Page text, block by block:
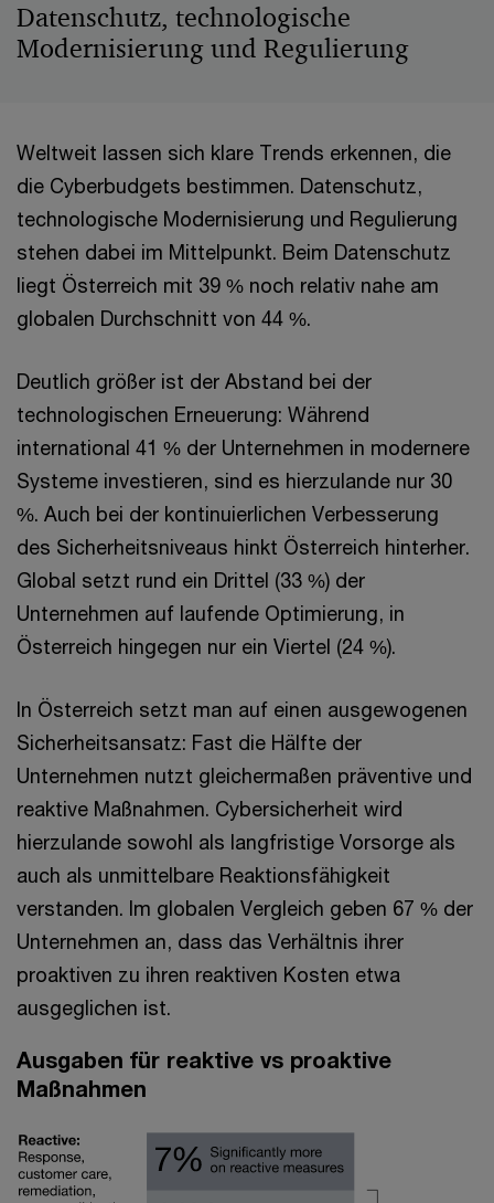
Datenschutz, technologische
Modernisierung und Regulierung
Weltweit lassen sich klare Trends erkennen, die
die Cyberbudgets bestimmen. Datenschutz,
technologische Modernisierung und Regulierung
stehen dabei im Mittelpunkt. Beim Datenschutz
liegt Österreich mit 39 % noch relativ nahe am
globalen Durchschnitt von 44 %.
Deutlich größer ist der Abstand bei der
technologischen Erneuerung: Während
international 41 % der Unternehmen in modernere
Systeme investieren, sind es hierzulande nur 30
%. Auch bei der kontinuierlichen Verbesserung
des Sicherheitsniveaus hinkt Österreich hinterher.
Global setzt rund ein Drittel (33 %) der
Unternehmen auf laufende Optimierung, in
Österreich hingegen nur ein Viertel (24 %).
In Österreich setzt man auf einen ausgewogenen
Sicherheitsansatz: Fast die Hälfte der
Unternehmen nutzt gleichermaßen präventive und
reaktive Maßnahmen. Cybersicherheit wird
hierzulande sowohl als langfristige Vorsorge als
auch als unmittelbare Reaktionsfähigkeit
verstanden. Im globalen Vergleich geben 67 % der
Unternehmen an, dass das Verhältnis ihrer
proaktiven zu ihren reaktiven Kosten etwa
ausgeglichen ist.
Ausgaben für reaktive vs proaktive
Maßnahmen​